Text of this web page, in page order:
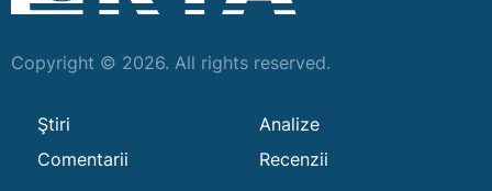
Copyright © 2026. All rights reserved.
Ştiri
Analize
Comentarii
Recenzii